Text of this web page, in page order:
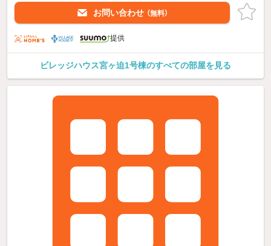
お問い合わせ （無料）
提供
ビレッジハウス宮ヶ迫1号棟のすべての部屋を見る